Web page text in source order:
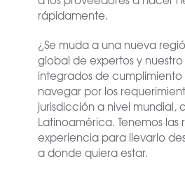
rápidamente.
¿Se muda a una nueva
global de expertos y
integrados de
navegar por los
jurisdicción a nivel mundial,
Latinoamérica. Tenemos las
experiencia para llevarlo
a donde quiera estar.